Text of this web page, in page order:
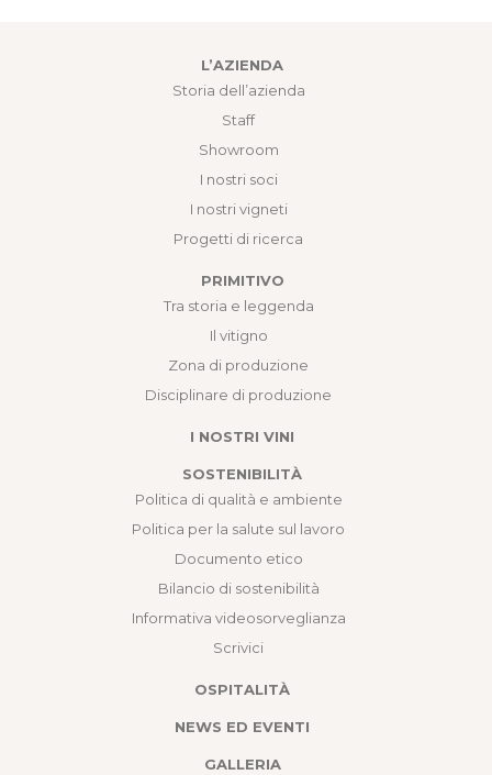
L’AZIENDA
Storia dell’azienda
Staff
Showroom
I nostri soci
I nostri vigneti
Progetti di ricerca
PRIMITIVO
Tra storia e leggenda
Il vitigno
Zona di produzione
Disciplinare di produzione
I NOSTRI VINI
SOSTENIBILITÀ
Politica di qualità e ambiente
Politica per la salute sul lavoro
Documento etico
Bilancio di sostenibilità
Informativa videosorveglianza
Scrivici
OSPITALITÀ
NEWS ED EVENTI
GALLERIA